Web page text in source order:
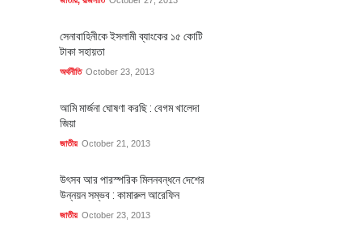
সেনাবাহিনীকে ইসলামী ব্যাংকের ১৫ কোটি
টাকা সহায়তা
অর্থনীতি October 23, 2013
আমি মার্জনা ঘোষণা করছি : বেগম খালেদা
জিয়া
জাতীয় October 21, 2013
উৎসব আর পারস্পরিক মিলনবন্ধনে দেশের
উন্নয়ন সম্ভব : কামারুল আরেফিন
জাতীয় October 23, 2013